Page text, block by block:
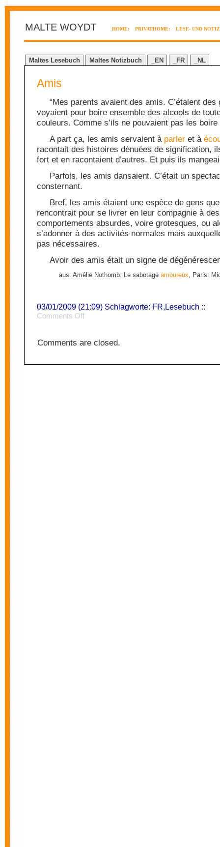
MALTE WOYDT HOME: PRIVATHOME: LESE- UND
Maltes Lesebuch Maltes Notizbuch _EN _FR _NL
Amis
“Mes parents avaient des amis. C’étaient des
voyaient pour boire ensemble des alcools de
couleurs. Comme s’ils ne pouvaient pas les
A part ça, les amis servaient à parler et à
racontait des histoires dénuées de signification,
fort et en racontaient d’autres. Et puis ils
Parfois, les amis dansaient. C’était un
consternant.
Bref, les amis étaient une espèce de gens que
rencontrait pour se livrer en leur compagnie à des
comportements absurdes, voire grotesques, ou
s’adonner à des activités normales mais
pas nécessaires.
Avoir des amis était un signe de
aus: Amélie Nothomb: Le sabotage amoureux, Paris:
03/01/2009 (21:09) Schlagworte: FR,Lesebuch ::
Comments Offon
Comments are closed.